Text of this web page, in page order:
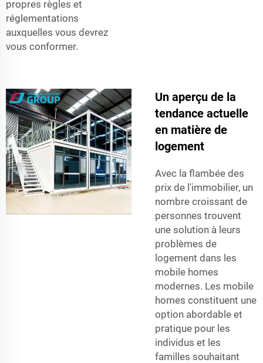
propres règles et
réglementations
auxquelles vous devrez
vous conformer.
Un aperçu de la
tendance actuelle
en matière de
logement
Avec la flambée des
prix de l'immobilier, un
nombre croissant de
personnes trouvent
une solution à leurs
problèmes de
logement dans les
mobile homes
modernes. Les mobile
homes constituent une
option abordable et
pratique pour les
individus et les
familles souhaitant